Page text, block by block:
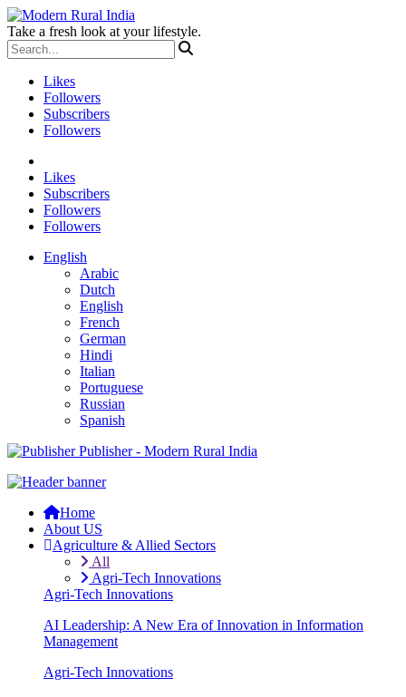
Take a fresh look at your lifestyle.
Likes
Followers
Subscribers
Followers
Likes
Subscribers
Followers
Followers
English
Arabic
Dutch
English
French
German
Hindi
Italian
Portuguese
Russian
Spanish
Publisher - Modern Rural India
Home
About US
Agriculture & Allied Sectors
All
Agri-Tech Innovations
Agri-Tech Innovations
AI Leadership: A New Era of Innovation in Information
Management
Agri-Tech Innovations